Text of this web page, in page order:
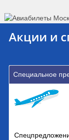
Акции и
Специальное